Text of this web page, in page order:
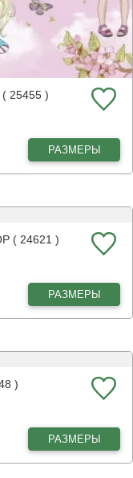
)
РАЗМЕРЫ
( 24621 )
РАЗМЕРЫ
)
РАЗМЕРЫ